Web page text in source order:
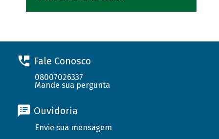
Fale Conosco
08007026337
Mande sua pergunta
Ouvidoria
Envie sua mensagem